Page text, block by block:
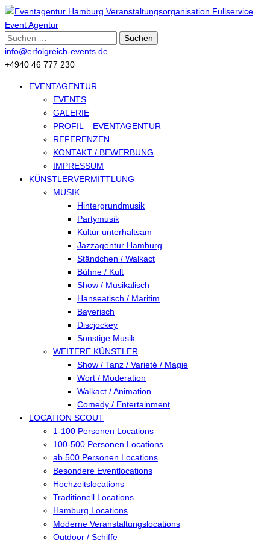
Suche
nach:
info@erfolgreich-events.de
+4940 46 777 230
EVENTAGENTUR
EVENTS
GALERIE
PROFIL – EVENTAGENTUR
REFERENZEN
KONTAKT / BEWERBUNG
IMPRESSUM
KÜNSTLERVERMITTLUNG
MUSIK
Hintergrundmusik
Partymusik
Kultur unterhaltsam
Jazzagentur Hamburg
Ständchen / Walkact
Bühne / Kult
Show / Musikalisch
Hanseatisch / Maritim
Bayerisch
Discjockey
Sonstige Musik
WEITERE KÜNSTLER
Show / Tanz / Varieté / Magie
Wort / Moderation
Walkact / Animation
Comedy / Entertainment
LOCATION SCOUT
1-100 Personen Locations
100-500 Personen Locations
ab 500 Personen Locations
Besondere Eventlocations
Hochzeitslocations
Traditionell Locations
Hamburg Locations
Moderne Veranstaltungslocations
Outdoor / Schiffe